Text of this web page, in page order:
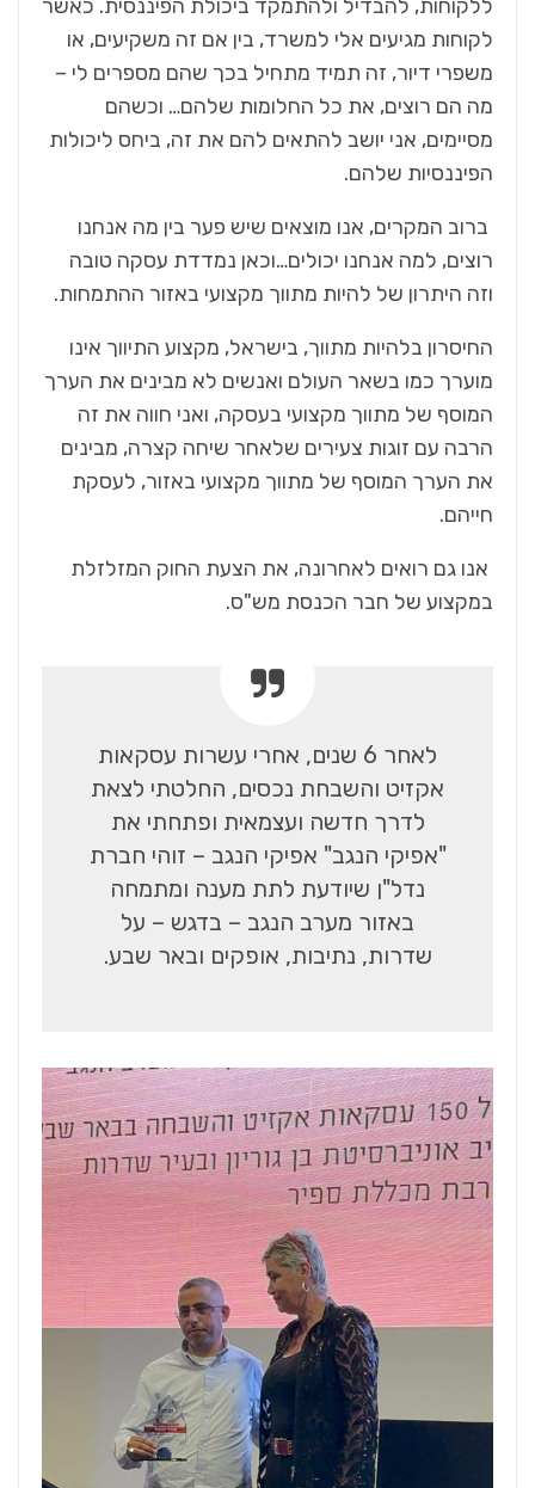
ללקוחות, להבדיל ולהתמקד ביכולת הפיננסית. כאשר
לקוחות מגיעים אלי למשרד, בין אם זה משקיעים, או
משפרי דיור, זה תמיד מתחיל בכך שהם מספרים לי –
מה הם רוצים, את כל החלומות שלהם… וכשהם
מסיימים, אני יושב להתאים להם את זה, ביחס ליכולות
הפיננסיות שלהם.
ברוב המקרים, אנו מוצאים שיש פער בין מה אנחנו
רוצים, למה אנחנו יכולים…וכאן נמדדת עסקה טובה
וזה היתרון של להיות מתווך מקצועי באזור ההתמחות.
החיסרון בלהיות מתווך, בישראל, מקצוע התיווך אינו
מוערך כמו בשאר העולם ואנשים לא מבינים את הערך
המוסף של מתווך מקצועי בעסקה, ואני חווה את זה
הרבה עם זוגות צעירים שלאחר שיחה קצרה, מבינים
את הערך המוסף של מתווך מקצועי באזור, לעסקת
חייהם.
אנו גם רואים לאחרונה, את הצעת החוק המזלזלת
במקצוע של חבר הכנסת מש"ס.
לאחר 6 שנים, אחרי עשרות עסקאות
אקזיט והשבחת נכסים, החלטתי לצאת
לדרך חדשה ועצמאית ופתחתי את
"אפיקי הנגב" אפיקי הנגב – זוהי חברת
נדל"ן שיודעת לתת מענה ומתמחה
באזור מערב הנגב – בדגש – על
שדרות, נתיבות, אופקים ובאר שבע.